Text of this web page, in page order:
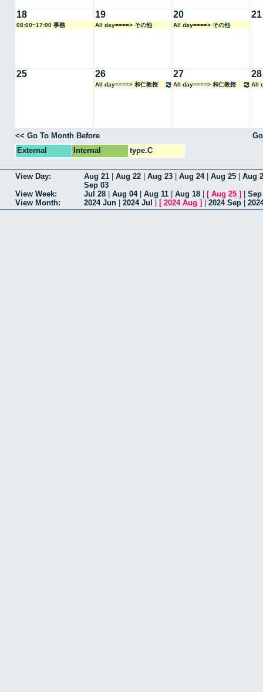
18
08:00~17:00 事務
19
All day====> その他
20
All day====> その他
21
25 26
All day====> 和仁教授
27
All day====> 和仁教授
28
All
<< Go To Month Before
External
Internal type.C
View Day: Aug 21 Aug 22 Aug 23 Aug 24| Aug 25
Aug
Sep 03
View Week:
Jul 28 Aug 04| Aug 11 Aug 18 [ Aug 25 ]
View Month:
2024 Jun 2024 Jul [ 2024 Aug ] 2024 Sep